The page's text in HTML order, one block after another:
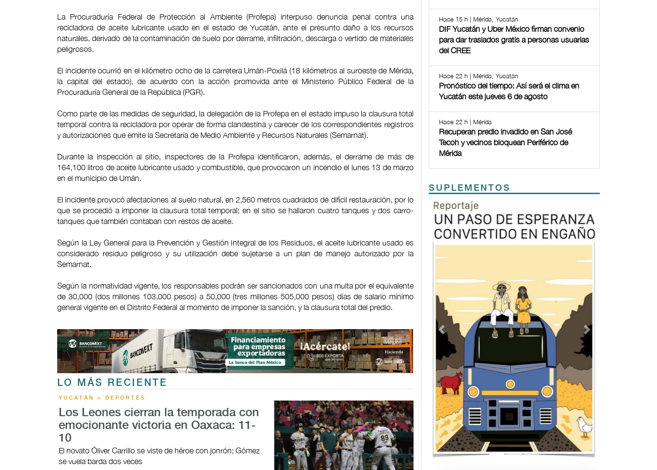
La Procuraduría Federal de Protección al Ambiente (Profepa) interpuso denuncia penal contra una
recicladora de aceite lubricante usado en el estado de Yucatán, ante el presunto daño a los recursos
naturales, derivado de la contaminación de suelo por derrame, infiltración, descarga o vertido de materiales
peligrosos.
El incidente ocurrió en el kilómetro ocho de la carretera Umán-Poxilá (18 kilómetros al suroeste de Mérida,
la capital del estado), de acuerdo con la acción promovida ante el Ministerio Público Federal de la
Procuraduría General de la República (PGR).
Como parte de las medidas de seguridad, la delegación de la Profepa en el estado impuso la clausura total
temporal contra la recicladora por operar de forma clandestina y carecer de los correspondientes registros
y autorizaciones que emite la Secretaría de Medio Ambiente y Recursos Naturales (Semarnat).
Durante la inspección al sitio, inspectores de la Profepa identificaron, además, el derrame de más de
164,100 litros de aceite lubricante usado y combustible, que provocaron un incendio el lunes 13 de marzo
en el municipio de Umán.
El incidente provocó afectaciones al suelo natural, en 2,560 metros cuadrados de difícil restauración, por lo
que se procedió a imponer la clausura total temporal; en el sitio se hallaron cuatro tanques y dos carro-
tanques que también contaban con restos de aceite.
Según la Ley General para la Prevención y Gestión Integral de los Residuos, el aceite lubricante usado es
considerado residuo peligroso y su utilización debe sujetarse a un plan de manejo autorizado por la
Semarnat.
Según la normatividad vigente, los responsables podrán ser sancionados con una multa por el equivalente
de 30,000 (dos millones 103,000 pesos) a 50,000 (tres millones 505,000 pesos) días de salario mínimo
general vigente en el Distrito Federal al momento de imponer la sanción, y la clausura total del predio.
LO MÁS RECIENTE
YUCATÁN > DEPORTES
Los Leones cierran la temporada con
emocionante victoria en Oaxaca: 11-
10
El novato Óliver Carrillo se viste de héroe con jonrón; Gómez
se vuela barda dos veces
Hace 15 h | Mérida, Yucatán
DIF Yucatán y Uber México firman convenio
para dar traslados gratis a personas usuarias
del CREE
Hace 22 h | Mérida, Yucatán
Pronóstico del tiempo: Así será el clima en
Yucatán este jueves 6 de agosto
Hace 22 h | Mérida
Recuperan predio invadido en San José
Tecoh y vecinos bloquean Periférico de
Mérida
SUPLEMENTOS
Previous Next